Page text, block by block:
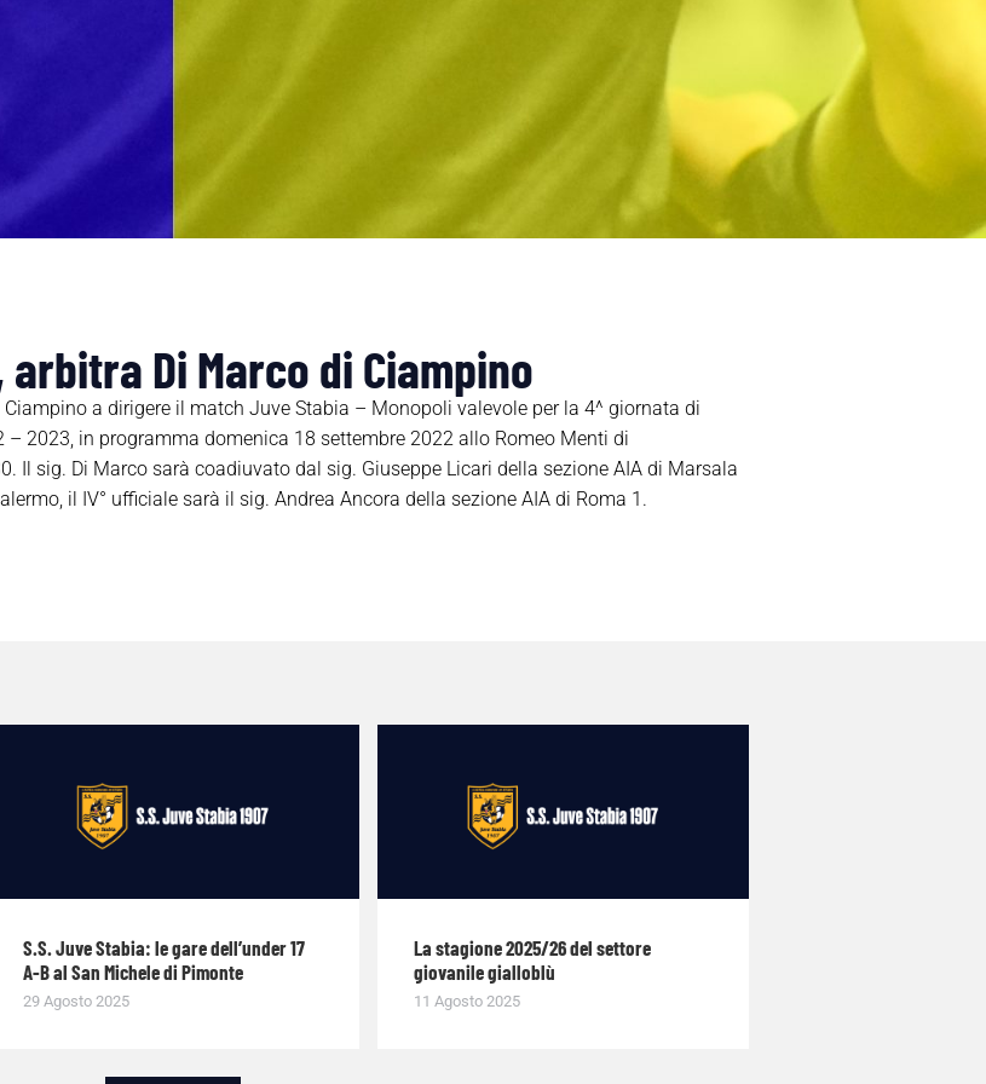
Di Marco di Ciampino
a dirigere il match Juve Stabia – Monopoli valevole per la 4^ giornata di
– 2023, in programma domenica 18 settembre 2022 allo Romeo Menti di
Il sig. Di Marco sarà coadiuvato dal sig. Giuseppe Licari della sezione AIA di Marsala
il IV° ufficiale sarà il sig. Andrea Ancora della sezione AIA di Roma 1.
S.S. Juve Stabia: le gare dell’under 17
A-B al San Michele di Pimonte
29 Agosto 2025
La stagione 2025/26 del settore
giovanile gialloblù
11 Agosto 2025